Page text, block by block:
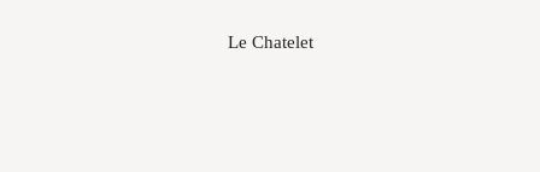
Le Chatelet